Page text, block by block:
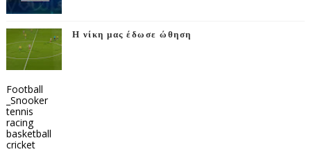
Η νίκη μας έδωσε ώθηση
Football
_Snooker
tennis
racing
basketball
cricket